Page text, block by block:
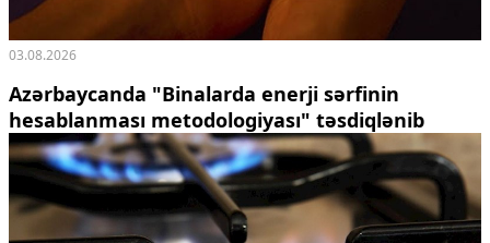
03.08.2026
Azərbaycanda "Binalarda enerji sərfinin
hesablanması metodologiyası" təsdiqlənib